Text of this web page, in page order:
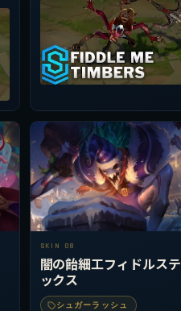
SKIN 08
闇の飴細工フィドルス
ックス
シュガーラッシュ